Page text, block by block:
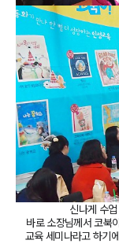
신나게 수
바로 소장님께서 코북
교육 세미나라고 하기